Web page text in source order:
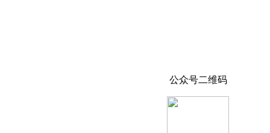
公众号二维码